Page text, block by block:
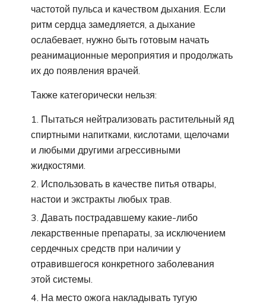
частотой пульса и качеством дыхания. Если
ритм сердца замедляется, а дыхание
ослабевает, нужно быть готовым начать
реанимационные мероприятия и продолжать
их до появления врачей.
Также категорически нельзя:
Пытаться нейтрализовать растительный яд
спиртными напитками, кислотами, щелочами
и любыми другими агрессивными
жидкостями.
Использовать в качестве питья отвары,
настои и экстракты любых трав.
Давать пострадавшему какие-либо
лекарственные препараты, за исключением
сердечных средств при наличии у
отравившегося конкретного заболевания
этой системы.
На место ожога накладывать тугую